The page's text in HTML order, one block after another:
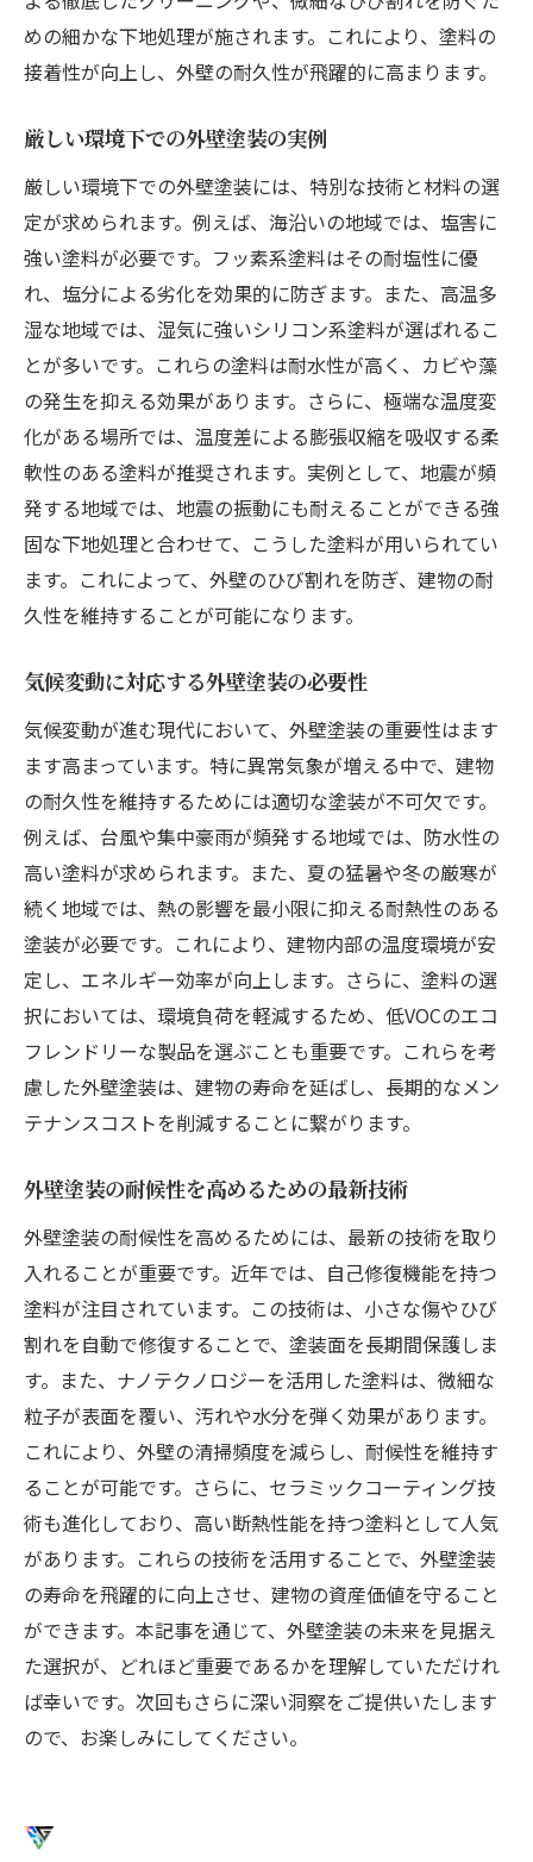
めの細かな下地処理が施されます。これにより、塗料の
接着性が向上し、外壁の耐久性が飛躍的に高まります。
厳しい環境下での外壁塗装の実例
厳しい環境下での外壁塗装には、特別な技術と材料の選
定が求められます。例えば、海沿いの地域では、塩害に
強い塗料が必要です。フッ素系塗料はその耐塩性に優
れ、塩分による劣化を効果的に防ぎます。また、高温多
湿な地域では、湿気に強いシリコン系塗料が選ばれるこ
とが多いです。これらの塗料は耐水性が高く、カビや藻
の発生を抑える効果があります。さらに、極端な温度変
化がある場所では、温度差による膨張収縮を吸収する柔
軟性のある塗料が推奨されます。実例として、地震が頻
発する地域では、地震の振動にも耐えることができる強
固な下地処理と合わせて、こうした塗料が用いられてい
ます。これによって、外壁のひび割れを防ぎ、建物の耐
久性を維持することが可能になります。
気候変動に対応する外壁塗装の必要性
気候変動が進む現代において、外壁塗装の重要性はます
ます高まっています。特に異常気象が増える中で、建物
の耐久性を維持するためには適切な塗装が不可欠です。
例えば、台風や集中豪雨が頻発する地域では、防水性の
高い塗料が求められます。また、夏の猛暑や冬の厳寒が
続く地域では、熱の影響を最小限に抑える耐熱性のある
塗装が必要です。これにより、建物内部の温度環境が安
定し、エネルギー効率が向上します。さらに、塗料の選
択においては、環境負荷を軽減するため、低VOCのエコ
フレンドリーな製品を選ぶことも重要です。これらを考
慮した外壁塗装は、建物の寿命を延ばし、長期的なメン
テナンスコストを削減することに繋がります。
外壁塗装の耐候性を高めるための最新技術
外壁塗装の耐候性を高めるためには、最新の技術を取り
入れることが重要です。近年では、自己修復機能を持つ
塗料が注目されています。この技術は、小さな傷やひび
割れを自動で修復することで、塗装面を長期間保護しま
す。また、ナノテクノロジーを活用した塗料は、微細な
粒子が表面を覆い、汚れや水分を弾く効果があります。
これにより、外壁の清掃頻度を減らし、耐候性を維持す
ることが可能です。さらに、セラミックコーティング技
術も進化しており、高い断熱性能を持つ塗料として人気
があります。これらの技術を活用することで、外壁塗装
の寿命を飛躍的に向上させ、建物の資産価値を守ること
ができます。本記事を通じて、外壁塗装の未来を見据え
た選択が、どれほど重要であるかを理解していただけれ
ば幸いです。次回もさらに深い洞察をご提供いたします
ので、お楽しみにしてください。